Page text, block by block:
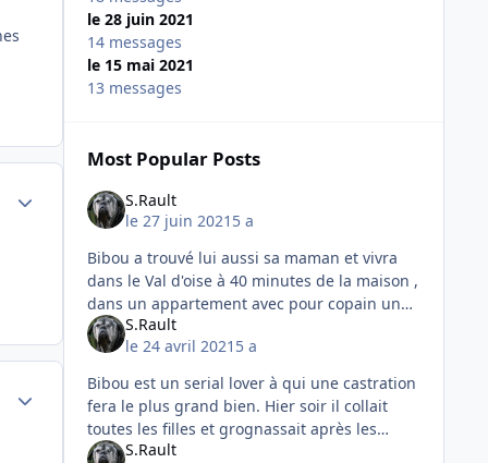
Author stats
Author stats
le 28 juin 2021
14 messages
le 15 mai 2021
13 messages
Most Popular Posts
S.Rault
le 27 juin 2021 5 a
Bibou a trouvé lui aussi sa maman et vivra
dans le Val d'oise à 40 minutes de la maison ,
dans un appartement avec pour copain un
petit mâle chihuahua du même âge et une
dame jeune retraitée.
S.Rault
le 24 avril 2021 5 a
Bibou est un serial lover à qui une castration
fera le plus grand bien. Hier soir il collait
toutes les filles et grognassait après les
autres chiens qui s'approchaient de la
S.Rault